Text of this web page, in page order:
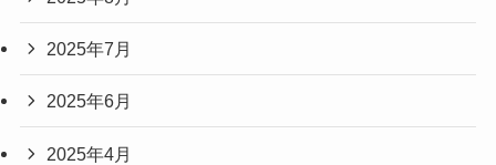
2025年7月
2025年6月
2025年4月